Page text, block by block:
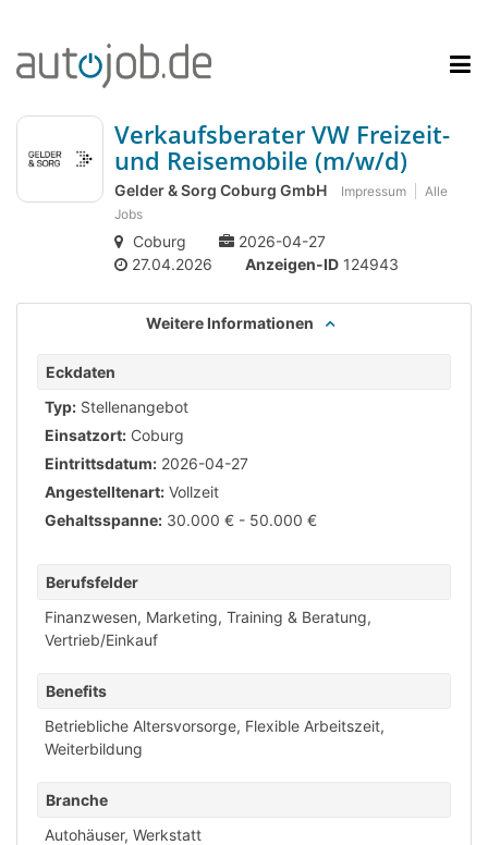
Verkaufsberater VW Freizeit-
und Reisemobile (m/w/d)
Gelder & Sorg Coburg GmbH Impressum
Alle
Jobs
Coburg
2026-04-27
27.04.2026
Anzeigen-ID 124943
Weitere Informationen
Eckdaten
Typ: Stellenangebot
Einsatzort: Coburg
Eintrittsdatum: 2026-04-27
Angestelltenart: Vollzeit
Gehaltsspanne: 30.000 € - 50.000 €
Berufsfelder
Finanzwesen, Marketing, Training & Beratung,
Vertrieb/Einkauf
Benefits
Betriebliche Altersvorsorge, Flexible Arbeitszeit,
Weiterbildung
Branche
Autohäuser, Werkstatt